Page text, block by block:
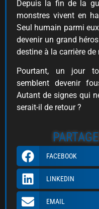
Depuis la fin de la
monstres vivent en
Seul humain parmi
devenir un grand
destine à la carrière de
Pourtant, un jour
semblent devenir
Autant de signes qui
serait-il de retour ?
FACEBOOK
LINKEDIN
EMAIL